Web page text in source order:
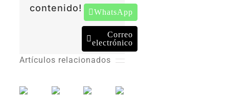
contenido!
WhatsApp
Correo
electrónico
Artículos relacionados